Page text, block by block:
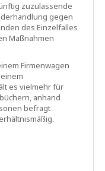
zuzulassende
gegen
des Einzelfalles
Maßnahmen
Firmenwagen
es vielmehr für
anhand
befragt